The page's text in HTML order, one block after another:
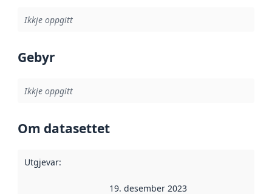
Ikkje oppgitt
Gebyr
Ikkje oppgitt
Om datasettet
Utgjevar:
19. desember 2023